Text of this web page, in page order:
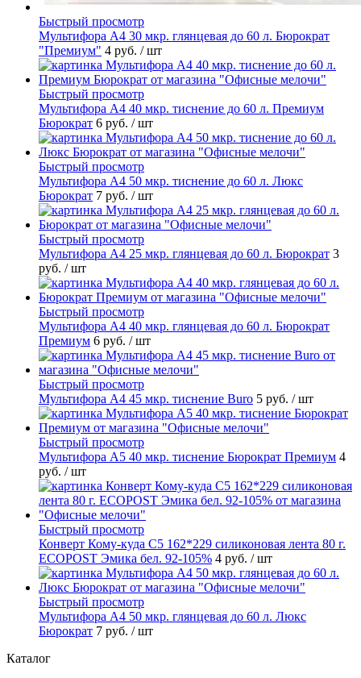
Быстрый просмотр
Мультифора А4 30 мкр. глянцевая до 60 л. Бюрократ
"Премиум" 4 руб. / шт
Быстрый просмотр
Мультифора А4 40 мкр. тиснение до 60 л. Премиум
Бюрократ 6 руб. / шт
Быстрый просмотр
Мультифора А4 50 мкр. тиснение до 60 л. Люкс
Бюрократ 7 руб. / шт
Быстрый просмотр
Мультифора А4 25 мкр. глянцевая до 60 л. Бюрократ 3
руб. / шт
Быстрый просмотр
Мультифора А4 40 мкр. глянцевая до 60 л. Бюрократ
Премиум 6 руб. / шт
Быстрый просмотр
Мультифора А4 45 мкр. тиснение Buro 5 руб. / шт
Быстрый просмотр
Мультифора А5 40 мкр. тиснение Бюрократ Премиум 4
руб. / шт
Быстрый просмотр
Конверт Кому-куда С5 162*229 силиконовая лента 80 г.
ECOPOST Эмика бел. 92-105% 4 руб. / шт
Быстрый просмотр
Мультифора А4 50 мкр. глянцевая до 60 л. Люкс
Бюрократ 7 руб. / шт
Каталог